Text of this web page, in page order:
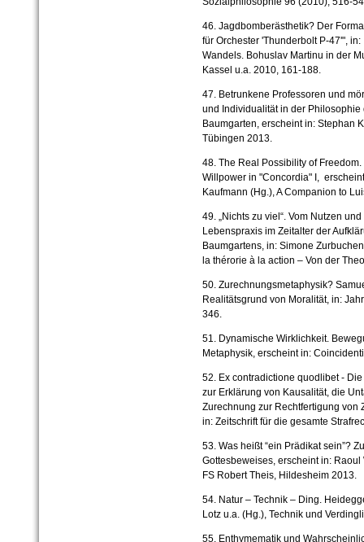
46. Jagdbomberästhetik? Der
für Orchester 'Thunderbolt P-47'",
Wandels. Bohuslav Martinu in der
Kassel u.a. 2010, 161-188.
47. Betrunkene Professoren und
und Individualität in der Philosophie
Baumgarten, erscheint in: Stephan
Tübingen 2013.
48. The Real Possibility of
Willpower in "Concordia" I,
Kaufmann (Hg.), A Companion to
49. „Nichts zu viel“. Vom Nutzen
Lebenspraxis im Zeitalter der
Baumgartens, in: Simone
la thérorie à la action – Von der
50. Zurechnungsmetaphysik?
Realitätsgrund von Moralität, in:
346.
51. Dynamische Wirklichkeit.
Metaphysik, erscheint in:
52. Ex contradictione quodlibet -
zur Erklärung von Kausalität, die
Zurechnung zur Rechtfertigung von
in: Zeitschrift für die gesamte
53. Was heißt “ein Prädikat sein”?
Gottesbeweises, erscheint in:
FS Robert Theis, Hildesheim 2013.
54. Natur – Technik – Ding.
Lotz u.a. (Hg.), Technik und
55. Enthymematik und